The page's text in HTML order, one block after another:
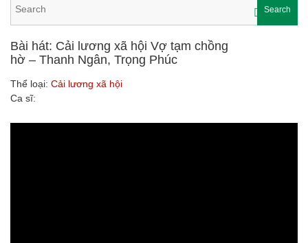
Search
Bài hát: Cải lương xã hội Vợ tạm chồng
hờ – Thanh Ngân, Trọng Phúc
Thể loại: Cải lương xã hội
Ca sĩ: